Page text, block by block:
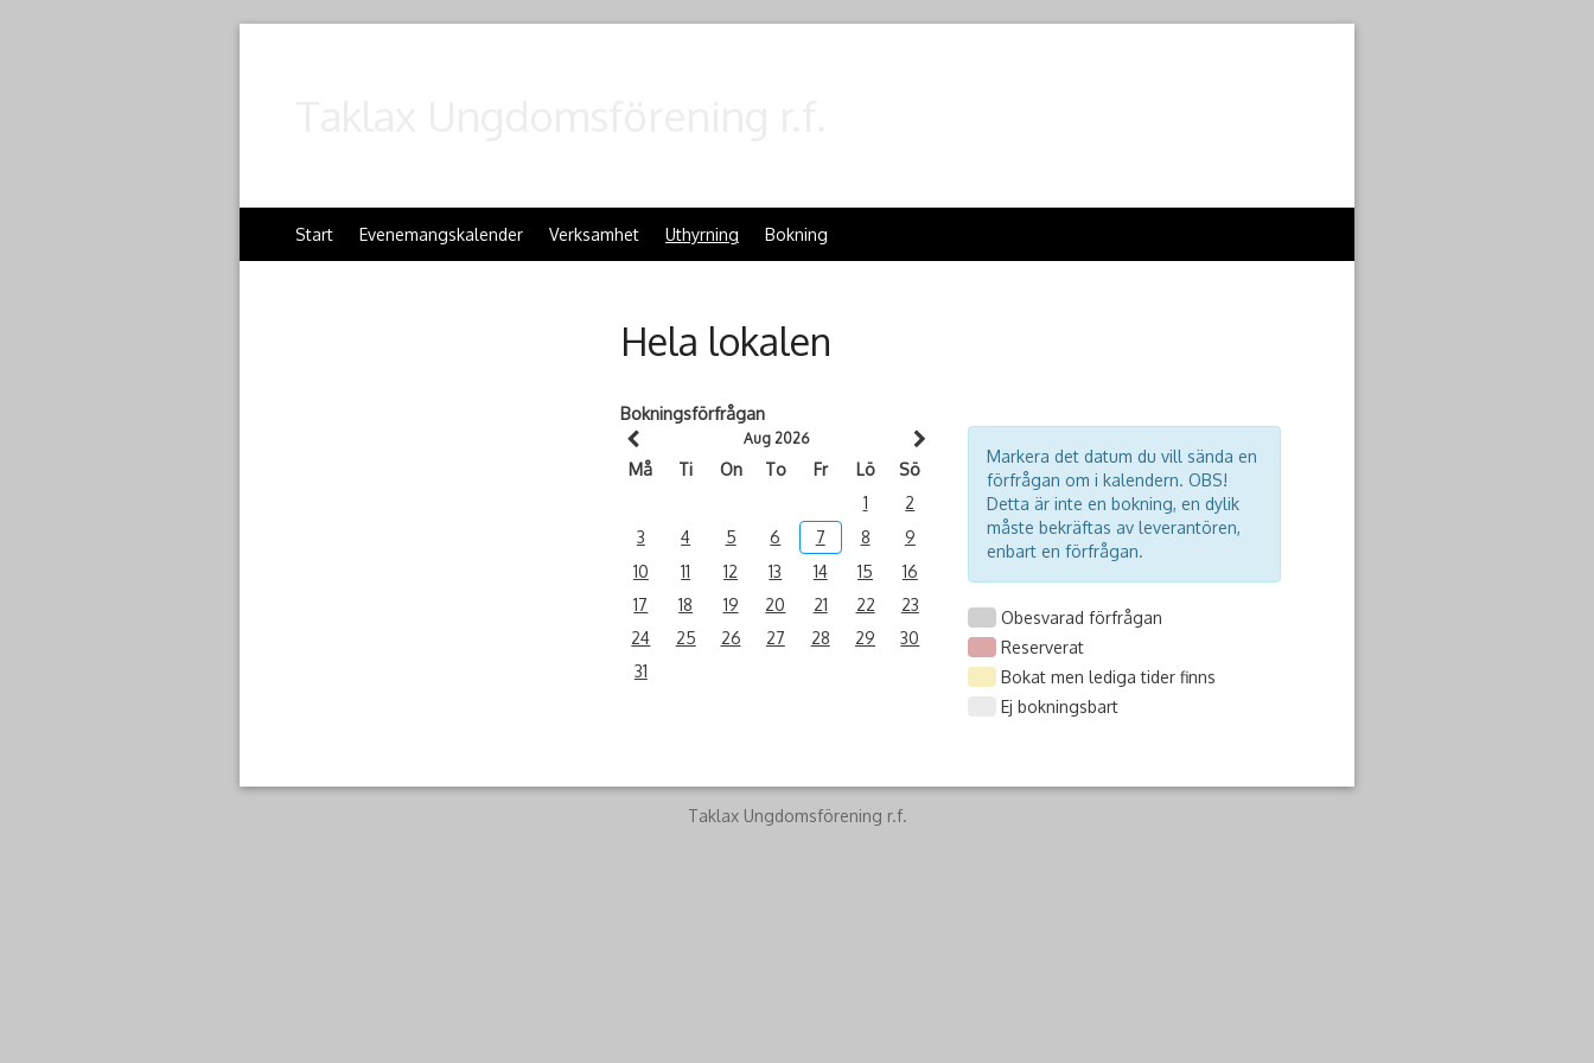
Start Evenemangskalender Verksamhet Uthyrning Bokning
Hela lokalen
Bokningsförfrågan
Aug 2026
Må Ti On To Fr Lö
Sö
1
2
3
4 5 6 7 8
9
10
11 12 13 14 15
16
17
18 19 20 21 22
23
24
25 26 27 28 29
30
31
Markera det datum du vill sända en
förfrågan om i kalendern. OBS!
Detta är inte en bokning, en dylik
måste bekräftas av leverantören,
enbart en förfrågan.
Obesvarad förfrågan
Reserverat
Bokat men lediga tider finns
Ej bokningsbart
Taklax Ungdomsförening r.f.